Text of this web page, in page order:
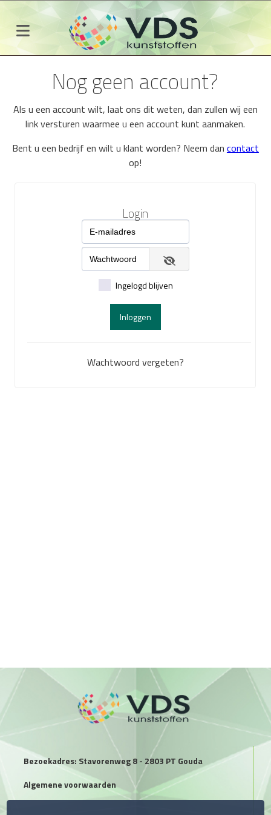
Nog geen account?
Als u een account wilt, laat ons dit weten, dan zullen wij een
link versturen waarmee u een account kunt aanmaken.
Bent u een bedrijf en wilt u klant worden? Neem dan contact
op!
Login
Ingelogd blijven
Inloggen
Wachtwoord vergeten?
Bezoekadres: Stavorenweg 8 - 2803 PT Gouda
Algemene voorwaarden